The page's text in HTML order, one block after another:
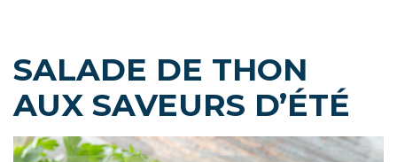
SALADE DE THON
AUX SAVEURS D’ÉTÉ